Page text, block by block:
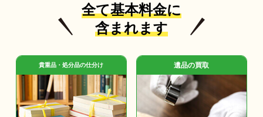
全て基本料金に
含まれます
貴重品・処分品の仕分け 遺品の買取